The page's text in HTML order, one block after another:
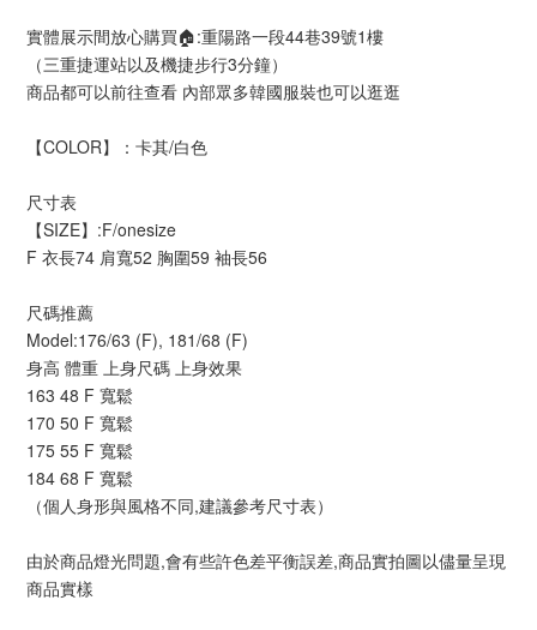
實體展示間放心購買🏠:重陽路一段44巷39號1樓
（三重捷運站以及機捷步行3分鐘）
商品都可以前往查看 內部眾多韓國服裝也可以逛逛
【COLOR】：卡其/白色
尺寸表
【SIZE】:F/onesize
F 衣長74 肩寬52 胸圍59 袖長56
尺碼推薦
Model:176/63 (F), 181/68 (F)
身高 體重 上身尺碼 上身效果
163 48 F 寬鬆
170 50 F 寬鬆
175 55 F 寬鬆
184 68 F 寬鬆
（個人身形與風格不同,建議參考尺寸表）
由於商品燈光問題,會有些許色差平衡誤差,商品實拍圖以儘量呈現
商品實樣